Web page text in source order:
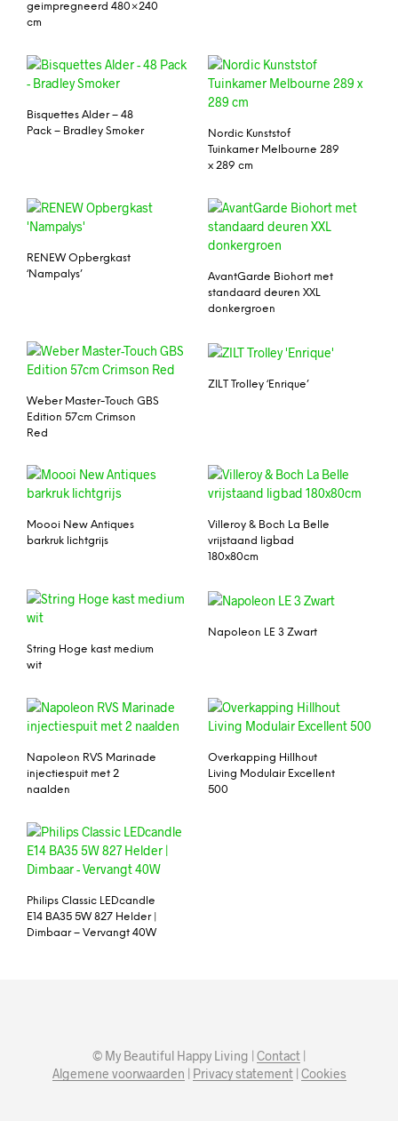
geimpregneerd 480×240
cm
Bisquettes Alder – 48
Pack – Bradley Smoker
Nordic Kunststof
Tuinkamer Melbourne 289
x 289 cm
RENEW Opbergkast
‘Nampalys’
AvantGarde Biohort met
standaard deuren XXL
donkergroen
Weber Master-Touch GBS
Edition 57cm Crimson
Red
ZILT Trolley ‘Enrique’
Moooi New Antiques
barkruk lichtgrijs
Villeroy & Boch La Belle
vrijstaand ligbad
180x80cm
String Hoge kast medium
wit
Napoleon LE 3 Zwart
Napoleon RVS Marinade
injectiespuit met 2
naalden
Overkapping Hillhout
Living Modulair Excellent
500
Philips Classic LEDcandle
E14 BA35 5W 827 Helder |
Dimbaar – Vervangt 40W
© My Beautiful Happy Living | Contact |
Algemene voorwaarden | Privacy statement| Cookies